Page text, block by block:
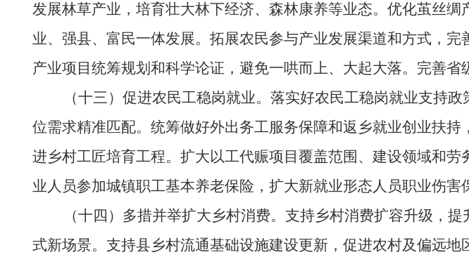
发展林草产业，培育壮大林下经济、森林康养等业态。优化茧丝
业、强县、富民一体发展。拓展农民参与产业发展渠道和方式，
产业项目统筹规划和科学论证，避免一哄而上、大起大落。完善省
（十三）促进农民工稳岗就业。落实好农民工稳岗就业支持政
位需求精准匹配。统筹做好外出务工服务保障和返乡就业创业扶
进乡村工匠培育工程。扩大以工代赈项目覆盖范围、建设领域和
业人员参加城镇职工基本养老保险，扩大新就业形态人员职业伤害
（十四）多措并举扩大乡村消费。支持乡村消费扩容升级，提
式新场景。支持县乡村流通基础设施建设更新，促进农村及偏远